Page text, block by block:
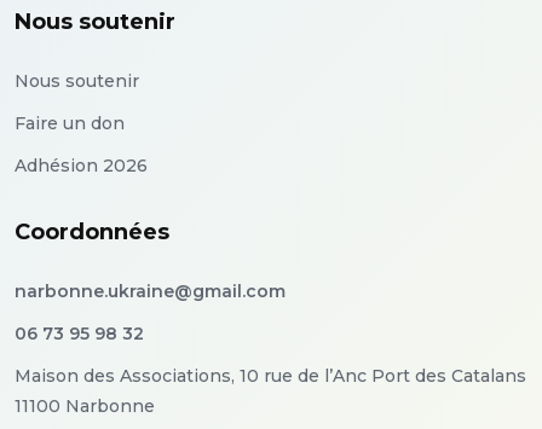
Nous soutenir
Nous soutenir
Faire un don
Adhésion 2026
Coordonnées
narbonne.ukraine@gmail.com
06 73 95 98 32
Maison des Associations, 10 rue de l’Anc Port des Catalans
11100 Narbonne